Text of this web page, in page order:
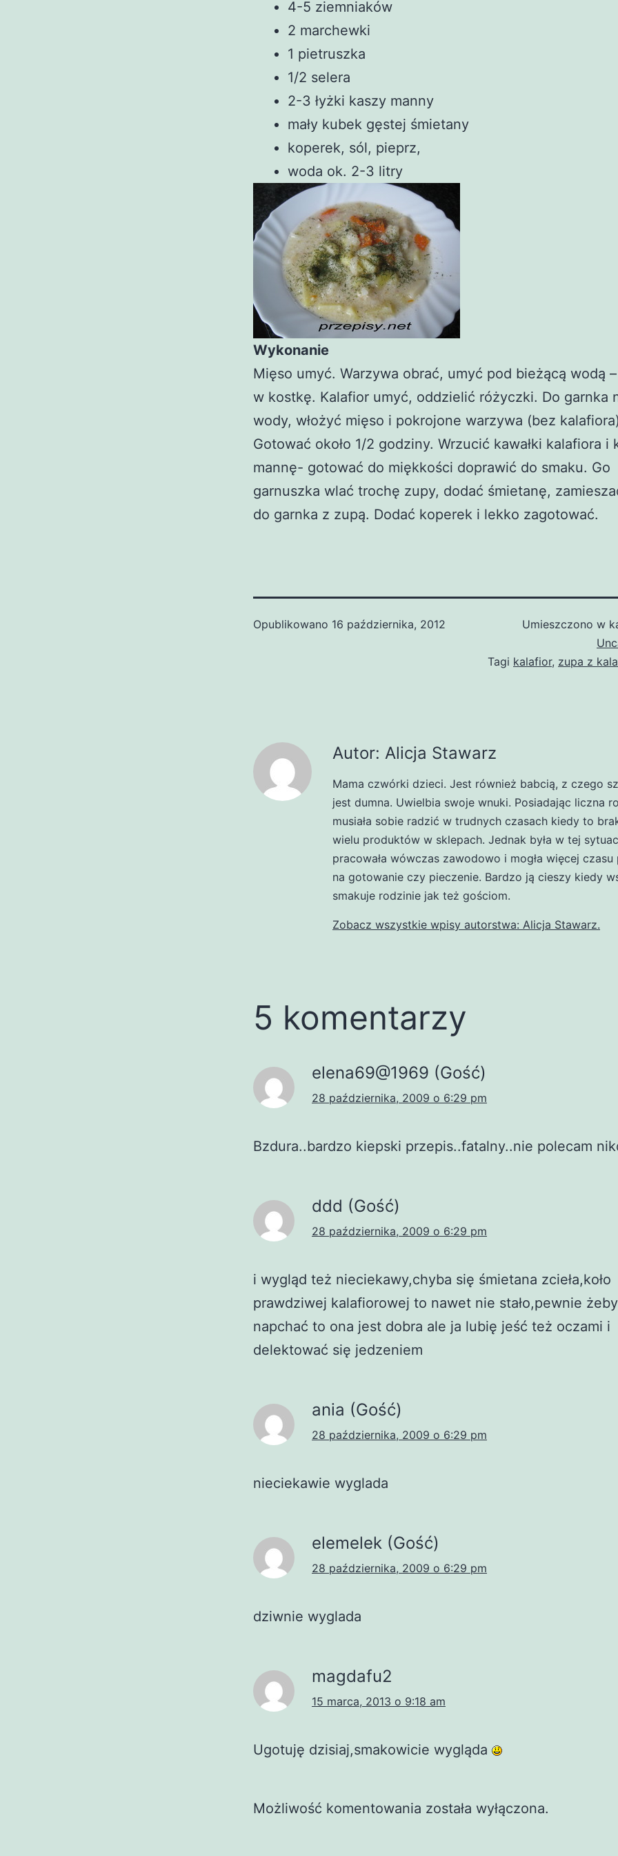
4-5 ziemniaków
2 marchewki
1 pietruszka
1/2 selera
2-3 łyżki kaszy manny
mały kubek gęstej śmietany
koperek, sól, pieprz,
woda ok. 2-3 litry
Wykonanie
Mięso umyć. Warzywa obrać, umyć pod bieżącą wodą
w kostkę. Kalafior umyć, oddzielić różyczki. Do garnka
wody, włożyć mięso i pokrojone warzywa (bez
Gotować około 1/2 godziny. Wrzucić kawałki kalafiora i
mannę- gotować do miękkości doprawić do smaku. Go
garnuszka wlać trochę zupy, dodać śmietanę,
do garnka z zupą. Dodać koperek i lekko zagotować.
Opublikowano 16 października, 2012
Umieszczono w
Tagi kalafior, zupa z
Autor: Alicja Stawarz
Mama czwórki dzieci. Jest również babcią, z czego
jest dumna. Uwielbia swoje wnuki. Posiadając liczna
musiała sobie radzić w trudnych czasach kiedy to
wielu produktów w sklepach. Jednak była w tej
pracowała wówczas zawodowo i mogła więcej czasu
na gotowanie czy pieczenie. Bardzo ją cieszy kiedy
smakuje rodzinie jak też gościom.
Zobacz wszystkie wpisy autorstwa: Alicja Stawarz.
5 komentarzy
elena69@1969 (Gość)
28 października, 2009 o 6:29 pm
Bzdura..bardzo kiepski przepis..fatalny..nie polecam
ddd (Gość)
28 października, 2009 o 6:29 pm
i wygląd też nieciekawy,chyba się śmietana zcieła,koło
prawdziwej kalafiorowej to nawet nie stało,pewnie
napchać to ona jest dobra ale ja lubię jeść też oczami i
delektować się jedzeniem
ania (Gość)
28 października, 2009 o 6:29 pm
nieciekawie wyglada
elemelek (Gość)
28 października, 2009 o 6:29 pm
dziwnie wyglada
magdafu2
15 marca, 2013 o 9:18 am
Ugotuję dzisiaj,smakowicie wygląda
Możliwość komentowania została wyłączona.